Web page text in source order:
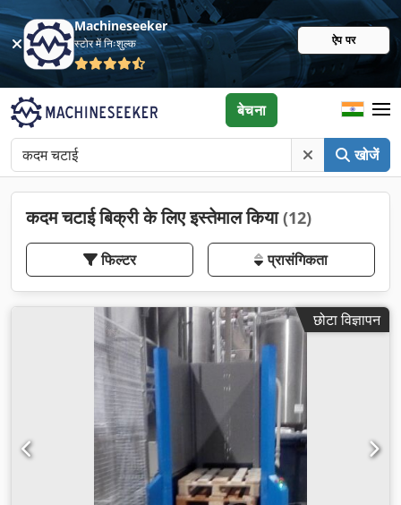
Machineseeker
स्टोर में निःशुल्क ऐप पर
खोजें
बेचना
कदम चटाई बिक्री के लिए इस्तेमाल किया(12)
फिल्टर प्रासंगिकता
छोटा विज्ञापन